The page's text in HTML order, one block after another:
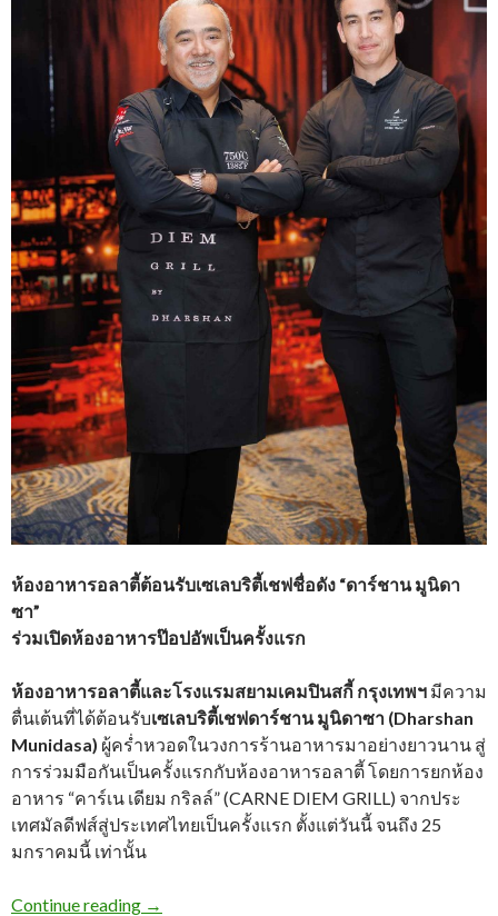
ห้องอาหารอลาตี้ต้อนรับเซเลบริตี้เชฟชื่อดัง “ดาร์ชาน มูนิดา
ซา”
ร่วมเปิดห้องอาหารป๊อปอัพเป็นครั้งแรก
ห้องอาหารอลาตี้และโรงแรมสยามเคมปินสกี้ กรุงเทพฯ มีความ
ตื่นเต้นที่ได้ต้อนรับเซเลบริตี้เชฟดาร์ชาน มูนิดาซา (Dharshan
Munidasa) ผู้คร่ำหวอดในวงการร้านอาหารมาอย่างยาวนาน สู่
การร่วมมือกันเป็นครั้งแรกกับห้องอาหารอลาตี้ โดยการยกห้อง
อาหาร “คาร์เน เดียม กริลล์” (CARNE DIEM GRILL) จากประ
เทศมัลดีฟส์สู่ประเทศไทยเป็นครั้งแรก ตั้งแต่วันนี้ จนถึง 25
มกราคมนี้ เท่านั้น
Continue reading →